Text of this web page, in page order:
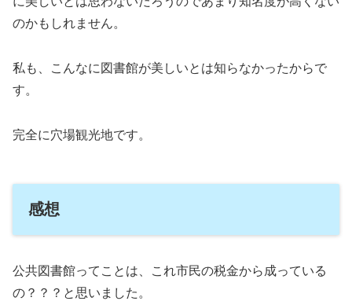
のかもしれません。
私も、こんなに図書館が美しいとは知らなかったからで
す。
完全に穴場観光地です。
感想
公共図書館ってことは、これ市民の税金から成っている
の？？？と思いました。